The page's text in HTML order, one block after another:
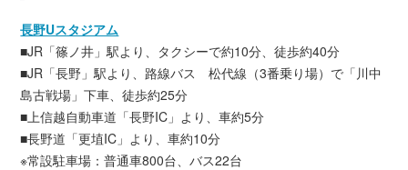
長野Uスタジアム
■JR「篠ノ井」駅より、タクシーで約10分、徒歩約40分
■JR「長野」駅より、路線バス 松代線（3番乗り場）で「川中
島古戦場」下車、徒歩約25分
■上信越自動車道「長野IC」より、車約5分
■長野道「更埴IC」より、車約10分
※常設駐車場：普通車800台、バス22台